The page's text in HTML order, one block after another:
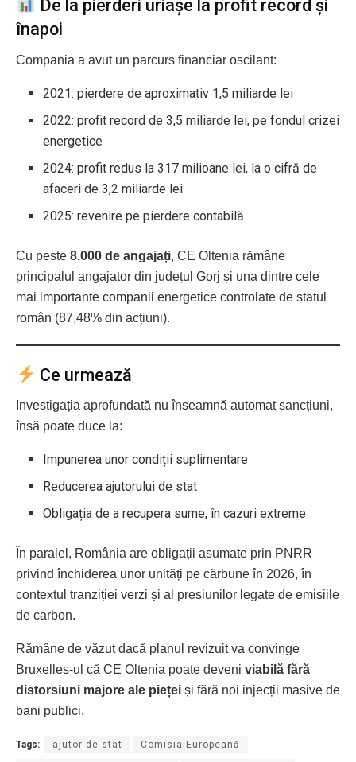
De la pierderi uriașe la profit record și
înapoi
Compania a avut un parcurs financiar oscilant:
2021: pierdere de aproximativ 1,5 miliarde lei
2022: profit record de 3,5 miliarde lei, pe fondul crizei
energetice
2024: profit redus la 317 milioane lei, la o cifră de
afaceri de 3,2 miliarde lei
2025: revenire pe pierdere contabilă
Cu peste 8.000 de angajați, CE Oltenia rămâne
principalul angajator din județul Gorj și una dintre cele
mai importante companii energetice controlate de statul
român (87,48% din acțiuni).
Ce urmează
Investigația aprofundată nu înseamnă automat sancțiuni,
însă poate duce la:
Impunerea unor condiții suplimentare
Reducerea ajutorului de stat
Obligația de a recupera sume, în cazuri extreme
În paralel, România are obligații asumate prin PNRR
privind închiderea unor unități pe cărbune în 2026, în
contextul tranziției verzi și al presiunilor legate de emisiile
de carbon.
Rămâne de văzut dacă planul revizuit va convinge
Bruxelles-ul că CE Oltenia poate deveni viabilă fără
distorsiuni majore ale pieței și fără noi injecții masive de
bani publici.
Tags: ajutor de stat Comisia Europeană